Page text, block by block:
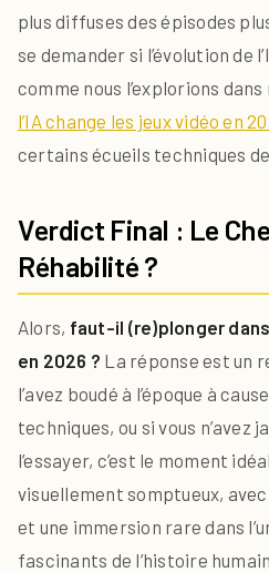
plus diffuses des épisodes
se demander si l’évolution de
comme nous l’explorions
l’IA change les jeux vidéo en
certains écueils techniques de
Verdict Final : Le
Réhabilité ?
Alors, faut-il (re)plonger
en 2026 ? La réponse est un
l’avez boudé à l’époque à
techniques, ou si vous n’avez
l’essayer, c’est le moment
visuellement somptueux,
et une immersion rare dans
fascinants de l’histoire